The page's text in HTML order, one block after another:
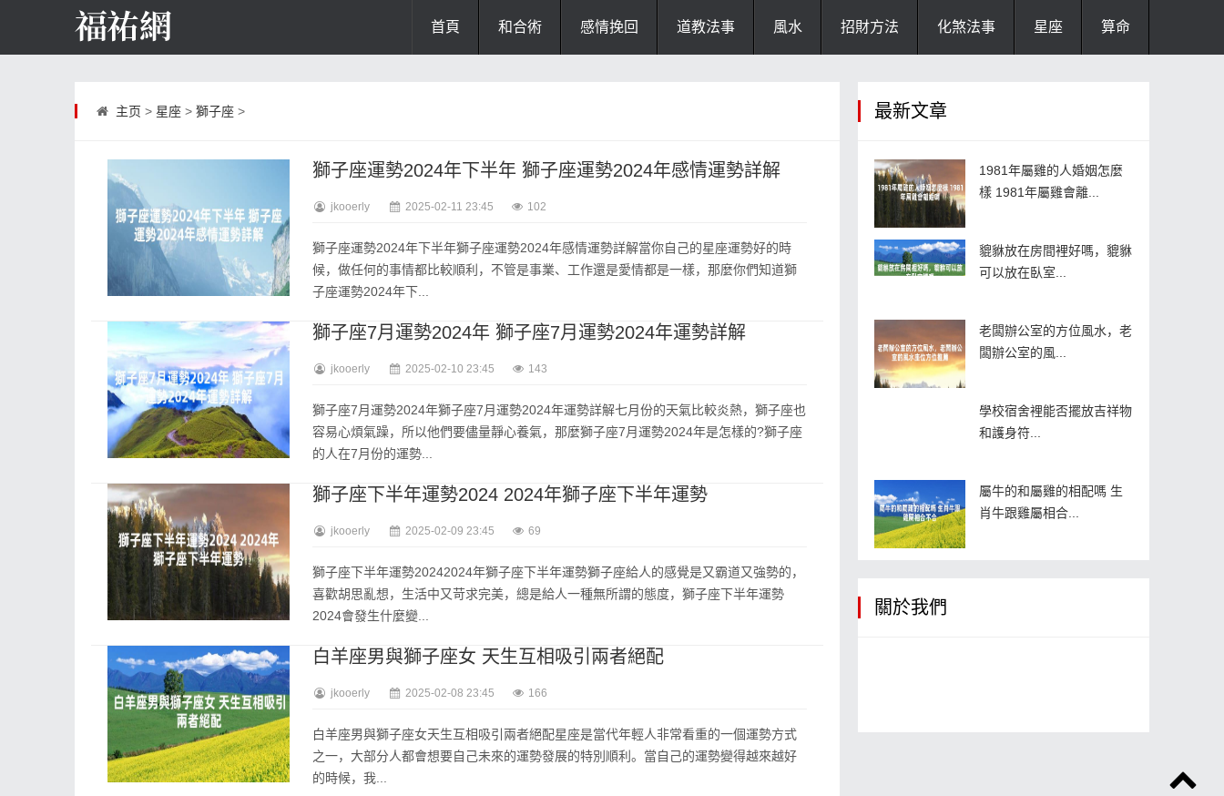
首頁 和合術 感情挽回 道教法事 風水 招財方法 化煞法事 星座 算命
主页 > 星座> 獅子座>
獅子座運勢2024年下半年 獅子座運勢2024年感情運勢詳解
jkooerly 2025-02-11 23:45 102
獅子座運勢2024年下半年獅子座運勢2024年感情運勢詳解當你自己的星座運勢好的時
候，做任何的事情都比較順利，不管是事業、工作還是愛情都是一樣，那麼你們知道獅
子座運勢2024年下...
獅子座7月運勢2024年 獅子座7月運勢2024年運勢詳解
jkooerly 2025-02-10 23:45 143
獅子座7月運勢2024年獅子座7月運勢2024年運勢詳解七月份的天氣比較炎熱，獅子座也
容易心煩氣躁，所以他們要儘量靜心養氣，那麼獅子座7月運勢2024年是怎樣的?獅子座
的人在7月份的運勢...
獅子座下半年運勢2024 2024年獅子座下半年運勢
jkooerly 2025-02-09 23:45 69
獅子座下半年運勢20242024年獅子座下半年運勢獅子座給人的感覺是又霸道又強勢的，
喜歡胡思亂想，生活中又苛求完美，總是給人一種無所謂的態度，獅子座下半年運勢
2024會發生什麼變...
白羊座男與獅子座女 天生互相吸引兩者絕配
jkooerly 2025-02-08 23:45 166
白羊座男與獅子座女天生互相吸引兩者絕配星座是當代年輕人非常看重的一個運勢方式
之一，大部分人都會想要自己未來的運勢發展的特別順利。當自己的運勢變得越來越好
的時候，我...
最新文章
1981年屬雞的人婚姻怎麼
樣 1981年屬雞會離...
貔貅放在房間裡好嗎，貔貅
可以放在臥室...
老闆辦公室的方位風水，老
闆辦公室的風...
學校宿舍裡能否擺放吉祥物
和護身符...
屬牛的和屬雞的相配嗎 生
肖牛跟雞屬相合...
關於我們